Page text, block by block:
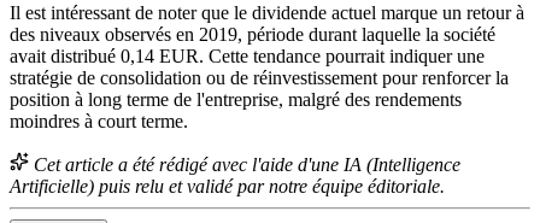
Il est intéressant de noter que le dividende actuel marque un retour à
des niveaux observés en 2019, période durant laquelle la société
avait distribué 0,14 EUR. Cette tendance pourrait indiquer une
stratégie de consolidation ou de réinvestissement pour renforcer la
position à long terme de l'entreprise, malgré des rendements
moindres à court terme.
Cet article a été rédigé avec l'aide d'une IA (Intelligence
Artificielle) puis relu et validé par notre équipe éditoriale.